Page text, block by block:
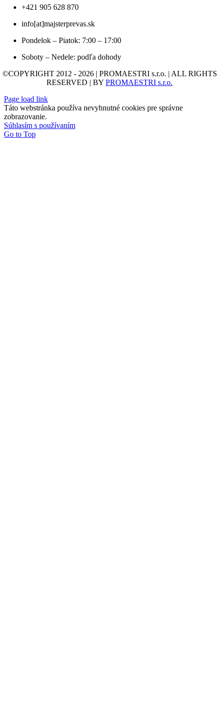
+421 905 628 870
info[at]majsterprevas.sk
Pondelok – Piatok: 7:00 – 17:00
Soboty – Nedele: podľa dohody
©COPYRIGHT 2012 - 2026 | PROMAESTRI s.r.o. | ALL RIGHTS
RESERVED | BY PROMAESTRI s.r.o.
Page load link
Táto webstránka používa nevyhnutné cookies pre správne
zobrazovanie.
Súhlasím s používaním
Go to Top